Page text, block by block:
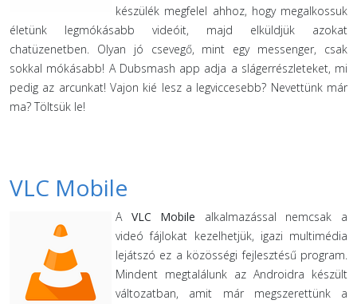
készülék megfelel ahhoz, hogy megalkossuk
életünk legmókásabb videóit, majd elküldjük azokat
chatüzenetben. Olyan jó csevegő, mint egy messenger, csak
sokkal mókásabb! A Dubsmash app adja a slágerrészleteket, mi
pedig az arcunkat! Vajon kié lesz a legviccesebb? Nevettünk már
ma? Töltsük le!
VLC Mobile
A VLC Mobile alkalmazással nemcsak a
videó fájlokat kezelhetjük, igazi multimédia
lejátszó ez a közösségi fejlesztésű program.
Mindent megtalálunk az Androidra készült
változatban, amit már megszerettünk a